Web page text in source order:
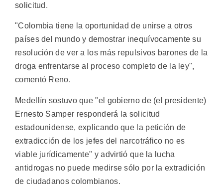
solicitud.
"Colombia tiene la oportunidad de unirse a otros
países del mundo y demostrar inequívocamente su
resolución de ver a los más repulsivos barones de la
droga enfrentarse al proceso completo de la ley",
comentó Reno.
Medellín sostuvo que "el gobierno de (el presidente)
Ernesto Samper responderá la solicitud
estadounidense, explicando que la petición de
extradicción de los jefes del narcotráfico no es
viable jurídicamente" y advirtió que la lucha
antidrogas no puede medirse sólo por la extradición
de ciudadanos colombianos.